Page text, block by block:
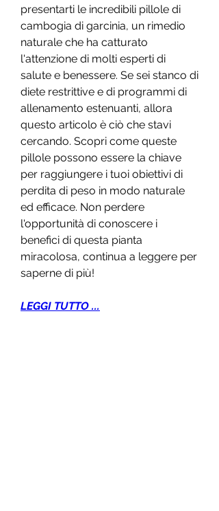
presentarti le incredibili pillole di
cambogia di garcinia, un rimedio
naturale che ha catturato
l'attenzione di molti esperti di
salute e benessere. Se sei stanco di
diete restrittive e di programmi di
allenamento estenuanti, allora
questo articolo è ciò che stavi
cercando. Scopri come queste
pillole possono essere la chiave
per raggiungere i tuoi obiettivi di
perdita di peso in modo naturale
ed efficace. Non perdere
l'opportunità di conoscere i
benefici di questa pianta
miracolosa, continua a leggere per
saperne di più!
LEGGI TUTTO ...